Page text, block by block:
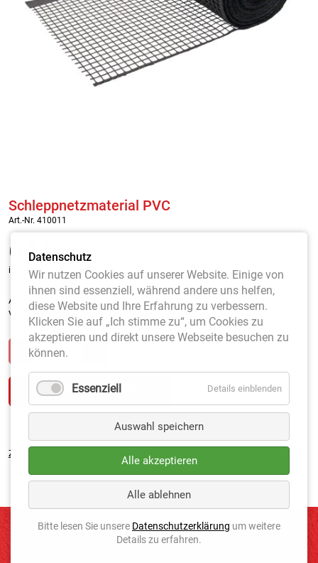
Schleppnetzmaterial PVC
Art.-Nr. 410011
64,00€
inkl. MwSt. / zzgl. Versandkosten
Abschnitte von 2 x 1,15 m. Zur Selbstmontage von Schleppnetzen.
Verkauft werden Abschnitte 2 lfm (2 x 1,15m)
Zurück
KONTAKT
Datenschutz
Wir nutzen Cookies auf unserer Website. Einige von
ihnen sind essenziell, während andere uns helfen,
diese Website und Ihre Erfahrung zu verbessern.
Klicken Sie auf „Ich stimme zu“, um Cookies zu
akzeptieren und direkt unsere Webseite besuchen zu
können.
Essenziell Details einblenden
Auswahl speichern
Alle akzeptieren
Alle ablehnen
Bitte lesen Sie unsere Datenschutzerklärung um weitere
Details zu erfahren.